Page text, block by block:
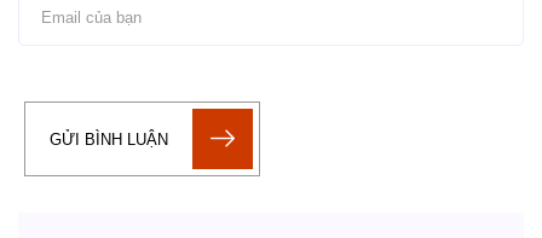
GỬI BÌNH LUẬN